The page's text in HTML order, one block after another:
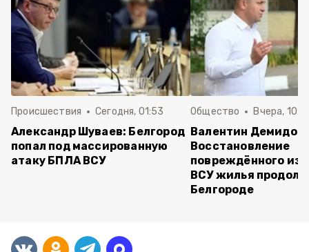
Происшествия Сегодня, 01:53
Александр Шуваев: Белгород
попал под массированную
атаку БПЛА ВСУ
Общество Вчера,
Валентин Демидов:
Восстановление
повреждённого из-
ВСУ жилья
Белгороде